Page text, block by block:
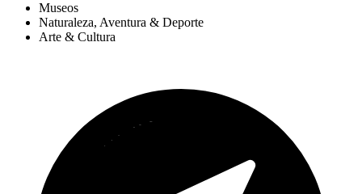
Museos
Naturaleza, Aventura & Deporte
Arte & Cultura